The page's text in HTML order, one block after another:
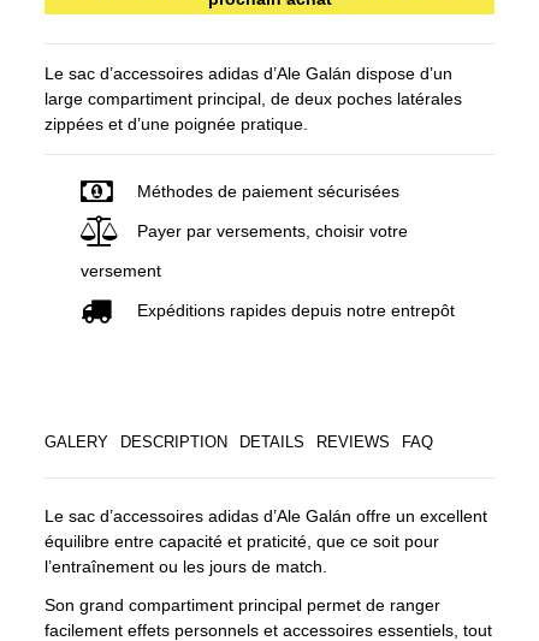
Le sac d’accessoires adidas d’Ale Galán dispose d’un
large compartiment principal, de deux poches latérales
zippées et d’une poignée pratique.
Méthodes de paiement sécurisées
Payer par versements, choisir votre
versement
Expéditions rapides depuis notre entrepôt
GALERY DESCRIPTION DETAILS REVIEWS FAQ
Le sac d’accessoires adidas d’Ale Galán offre un excellent
équilibre entre capacité et praticité, que ce soit pour
l’entraînement ou les jours de match.
Son grand compartiment principal permet de ranger
facilement effets personnels et accessoires essentiels, tout